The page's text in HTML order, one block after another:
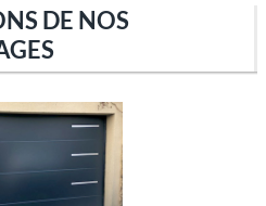
DE NOS